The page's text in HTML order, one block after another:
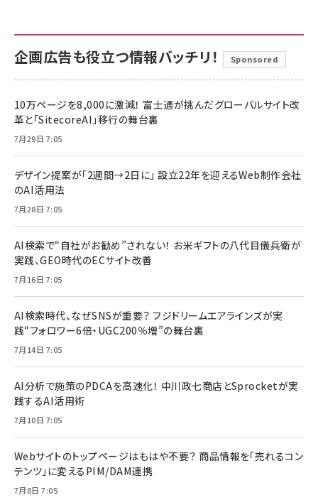
企画広告も役立つ情報バッチリ！ Sponsored
10万ページを8,000に激減！ 富士通が挑んだグローバルサイト改
革と「SitecoreAI」移行の舞台裏
7月29日 7:05
デザイン提案が「2週間→2日に」 設立22年を迎えるWeb制作会社
のAI活用法
7月28日 7:05
AI検索で“自社がお勧め”されない！ お米ギフトの八代目儀兵衛が
実践、GEO時代のECサイト改善
7月16日 7:05
AI検索時代、なぜSNSが重要？ フジドリームエアラインズが実
践“フォロワー6倍・UGC200％増”の舞台裏
7月14日 7:05
AI分析で施策のPDCAを高速化！ 中川政七商店とSprocketが実
践するAI活用術
7月10日 7:05
Webサイトのトップページはもはや不要？ 商品情報を「売れるコン
テンツ」に変えるPIM/DAM連携
7月8日 7:05